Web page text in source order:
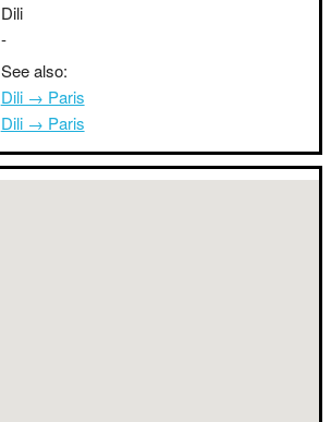
Dili
-
See also:
Dili → Paris
Dili → Paris